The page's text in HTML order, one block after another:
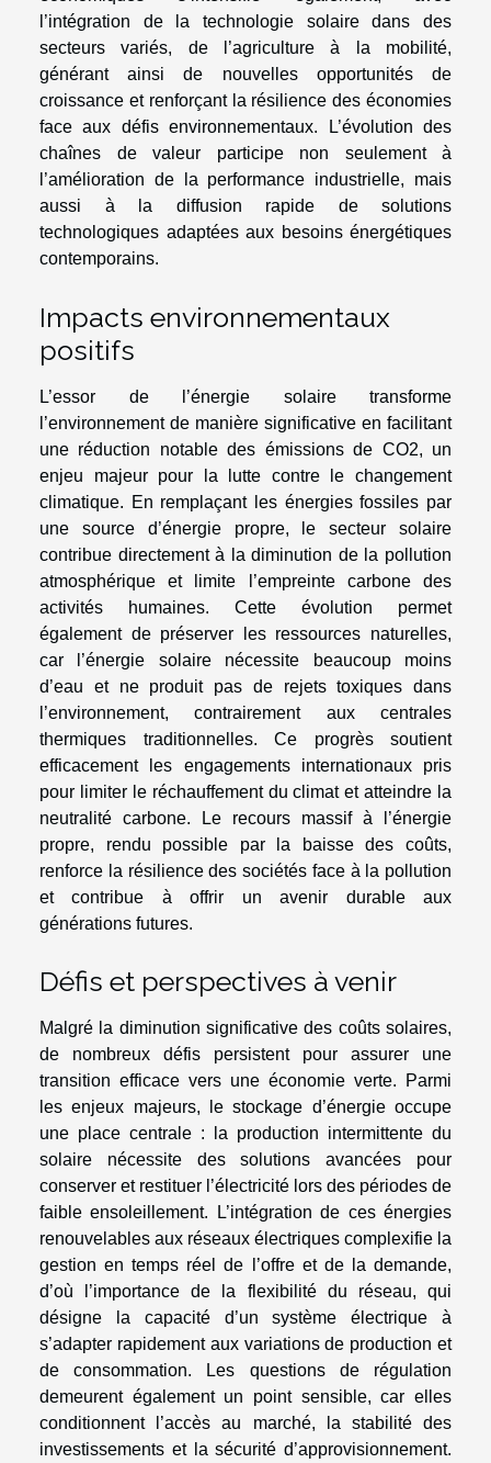
l’intégration de la technologie solaire dans des
secteurs variés, de l’agriculture à la mobilité,
générant ainsi de nouvelles opportunités de
croissance et renforçant la résilience des économies
face aux défis environnementaux. L’évolution des
chaînes de valeur participe non seulement à
l’amélioration de la performance industrielle, mais
aussi à la diffusion rapide de solutions
technologiques adaptées aux besoins énergétiques
contemporains.
Impacts environnementaux
positifs
L’essor de l’énergie solaire transforme
l’environnement de manière significative en facilitant
une réduction notable des émissions de CO2, un
enjeu majeur pour la lutte contre le changement
climatique. En remplaçant les énergies fossiles par
une source d’énergie propre, le secteur solaire
contribue directement à la diminution de la pollution
atmosphérique et limite l’empreinte carbone des
activités humaines. Cette évolution permet
également de préserver les ressources naturelles,
car l’énergie solaire nécessite beaucoup moins
d’eau et ne produit pas de rejets toxiques dans
l’environnement, contrairement aux centrales
thermiques traditionnelles. Ce progrès soutient
efficacement les engagements internationaux pris
pour limiter le réchauffement du climat et atteindre la
neutralité carbone. Le recours massif à l’énergie
propre, rendu possible par la baisse des coûts,
renforce la résilience des sociétés face à la pollution
et contribue à offrir un avenir durable aux
générations futures.
Défis et perspectives à venir
Malgré la diminution significative des coûts solaires,
de nombreux défis persistent pour assurer une
transition efficace vers une économie verte. Parmi
les enjeux majeurs, le stockage d’énergie occupe
une place centrale : la production intermittente du
solaire nécessite des solutions avancées pour
conserver et restituer l’électricité lors des périodes de
faible ensoleillement. L’intégration de ces énergies
renouvelables aux réseaux électriques complexifie la
gestion en temps réel de l’offre et de la demande,
d’où l’importance de la flexibilité du réseau, qui
désigne la capacité d’un système électrique à
s’adapter rapidement aux variations de production et
de consommation. Les questions de régulation
demeurent également un point sensible, car elles
conditionnent l’accès au marché, la stabilité des
investissements et la sécurité d’approvisionnement.